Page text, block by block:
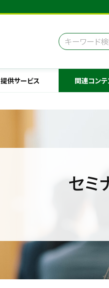
提供サービス 関連コン
セミ